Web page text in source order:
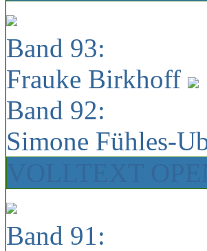
Band 93:
Frauke Birkhoff
Band 92:
Simone Fühles-
Band 91: